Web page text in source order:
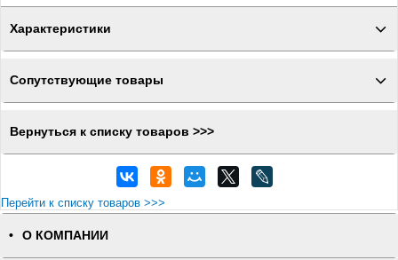
Характеристики
Сопутствующие товары
Вернуться к списку товаров >>>
Перейти к списку товаров >>>
О КОМПАНИИ